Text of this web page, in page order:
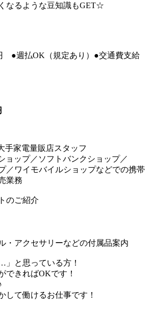
なるような豆知識もGET☆
●週払OK（規定あり）●交通費支給
手家電量販店スタッフ
ョップ／ソフトバンクショップ／
／ワイモバイルショップなどでの携帯
業務
のご紹介
・アクセサリーなどの付属品案内
」と思っている方！
できればOKです！
して働けるお仕事です！